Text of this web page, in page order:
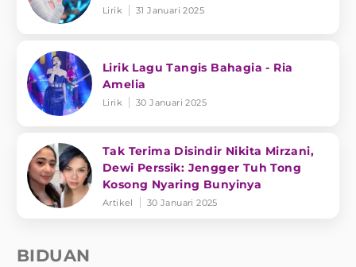
Lirik 31 Januari 2025
Lirik Lagu Tangis Bahagia - Ria
Amelia
Lirik 30 Januari 2025
Tak Terima Disindir Nikita Mirzani,
Dewi Perssik: Jengger Tuh Tong
Kosong Nyaring Bunyinya
Artikel 30 Januari 2025
BIDUAN